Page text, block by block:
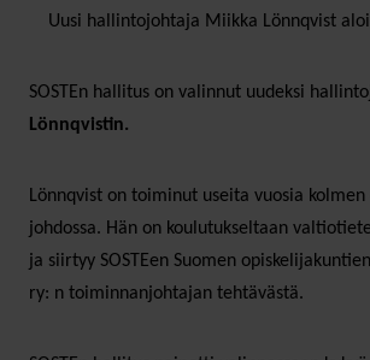
Uusi hallintojohtaja Miikka Lönnqvist
SOSTEn hallitus on valinnut uudeksi
Lönnqvistin.
Lönnqvist on toiminut useita vuosia
johdossa. Hän on koulutukseltaan
ja siirtyy SOSTEen Suomen
ry: n toiminnanjohtajan tehtävästä.